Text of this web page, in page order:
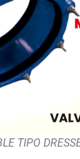
TIPO